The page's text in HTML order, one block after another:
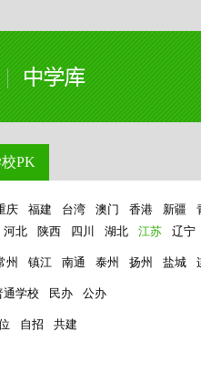
PK
庆 福建 台湾 澳门 香港 新疆
河北 陕西 四川 湖北 江苏 辽宁
州 镇江 南通 泰州 扬州 盐城
通学校 民办 公办
自招 共建